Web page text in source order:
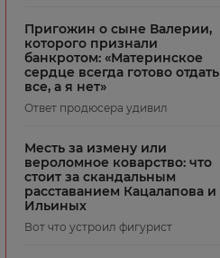
Пригожин о сыне Валерии,
которого признали
банкротом: «Материнское
сердце всегда готово отдать
все, а я нет»
Ответ продюсера удивил
Месть за измену или
вероломное коварство: что
стоит за скандальным
расставанием Кацалапова и
Ильиных
Вот что устроил фигурист